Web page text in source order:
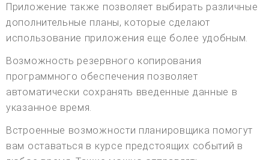
Приложение также позволяет выбирать различные
дополнительные планы, которые сделают
использование приложения еще более удобным.
Возможность резервного копирования
программного обеспечения позволяет
автоматически сохранять введенные данные в
указанное время.
Встроенные возможности планировщика помогут
вам оставаться в курсе предстоящих событий в